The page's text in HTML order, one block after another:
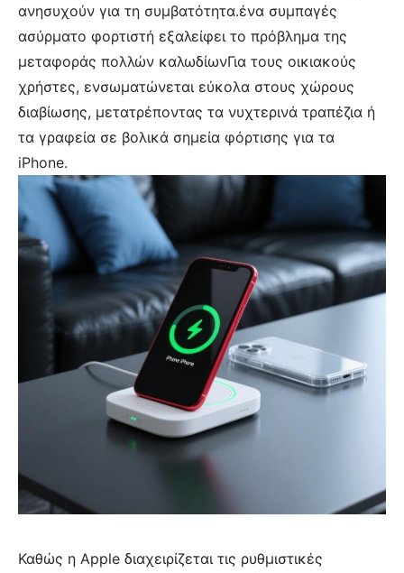
ανησυχούν για τη συμβατότητα.ένα συμπαγές
ασύρματο φορτιστή εξαλείφει το πρόβλημα της
μεταφοράς πολλών καλωδίωνΓια τους οικιακούς
χρήστες, ενσωματώνεται εύκολα στους χώρους
διαβίωσης, μετατρέποντας τα νυχτερινά τραπέζια ή
τα γραφεία σε βολικά σημεία φόρτισης για τα
iPhone.
Καθώς η Apple διαχειρίζεται τις ρυθμιστικές